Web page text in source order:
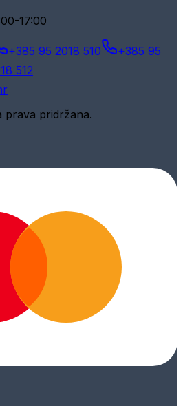
17:00
+385 95 2018 510
+385 95
512
prava pridržana.